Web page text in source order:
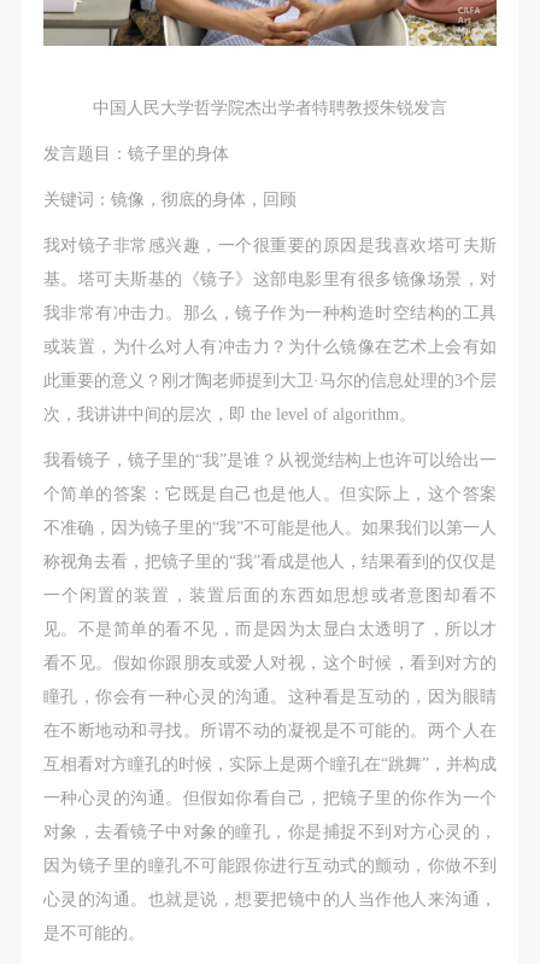
中国人民大学哲学院杰出学者特聘教授朱锐发言
发言题目：镜子里的身体
关键词：镜像，彻底的身体，回顾
我对镜子非常感兴趣，一个很重要的原因是我喜欢塔可夫斯
基。塔可夫斯基的《镜子》这部电影里有很多镜像场景，对
我非常有冲击力。那么，镜子作为一种构造时空结构的工具
或装置，为什么对人有冲击力？为什么镜像在艺术上会有如
此重要的意义？刚才陶老师提到大卫·马尔的信息处理的3个层
次，我讲讲中间的层次，即 the level of algorithm。
我看镜子，镜子里的“我”是谁？从视觉结构上也许可以给出一
个简单的答案：它既是自己也是他人。但实际上，这个答案
不准确，因为镜子里的“我”不可能是他人。如果我们以第一人
称视角去看，把镜子里的“我”看成是他人，结果看到的仅仅是
一个闲置的装置，装置后面的东西如思想或者意图却看不
见。不是简单的看不见，而是因为太显白太透明了，所以才
看不见。假如你跟朋友或爱人对视，这个时候，看到对方的
瞳孔，你会有一种心灵的沟通。这种看是互动的，因为眼睛
在不断地动和寻找。所谓不动的凝视是不可能的。两个人在
互相看对方瞳孔的时候，实际上是两个瞳孔在“跳舞”，并构成
一种心灵的沟通。但假如你看自己，把镜子里的你作为一个
对象，去看镜子中对象的瞳孔，你是捕捉不到对方心灵的，
因为镜子里的瞳孔不可能跟你进行互动式的颤动，你做不到
心灵的沟通。也就是说，想要把镜中的人当作他人来沟通，
是不可能的。